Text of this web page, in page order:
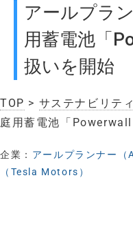
アールプラ
用蓄電池「
扱いを開始
TOP > サステナビリティ
庭用蓄電池「
企業： アールプランナー
（Tesla Motors）